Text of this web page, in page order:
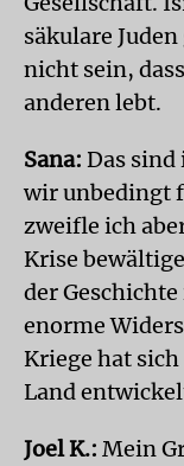
säkulare
nicht sein,
anderen lebt.
Sana: Das
wir unbedingt
zweifle ich
Krise
der
enorme
Kriege hat
Land
Joel K.: Mein